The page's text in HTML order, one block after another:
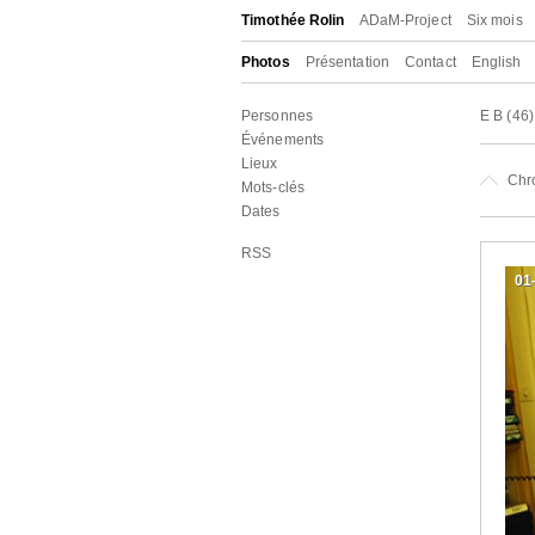
Timothée Rolin ADaM-Project Six mois
Photos Présentation Contact English
Personnes
Événements
Lieux
Mots-clés
Dates
RSS
E B